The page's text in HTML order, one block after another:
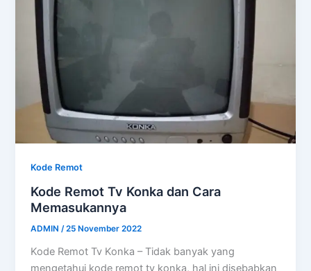
Kode Remot
Kode Remot Tv Konka dan Cara
Memasukannya
ADMIN/25 November 2022
Kode Remot Tv Konka – Tidak banyak yang
mengetahui kode remot tv konka, hal ini disebabkan